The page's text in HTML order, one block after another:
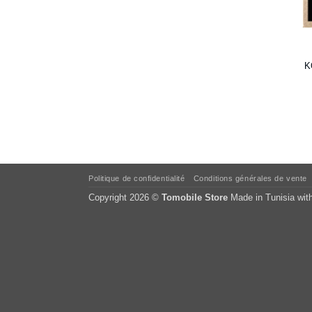
Politique de confidentialité Conditions générales de vente
Copyright 2026 © Tomobile Store Made in Tunisia